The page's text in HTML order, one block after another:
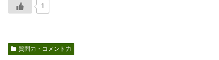
1
質問力・コメント力